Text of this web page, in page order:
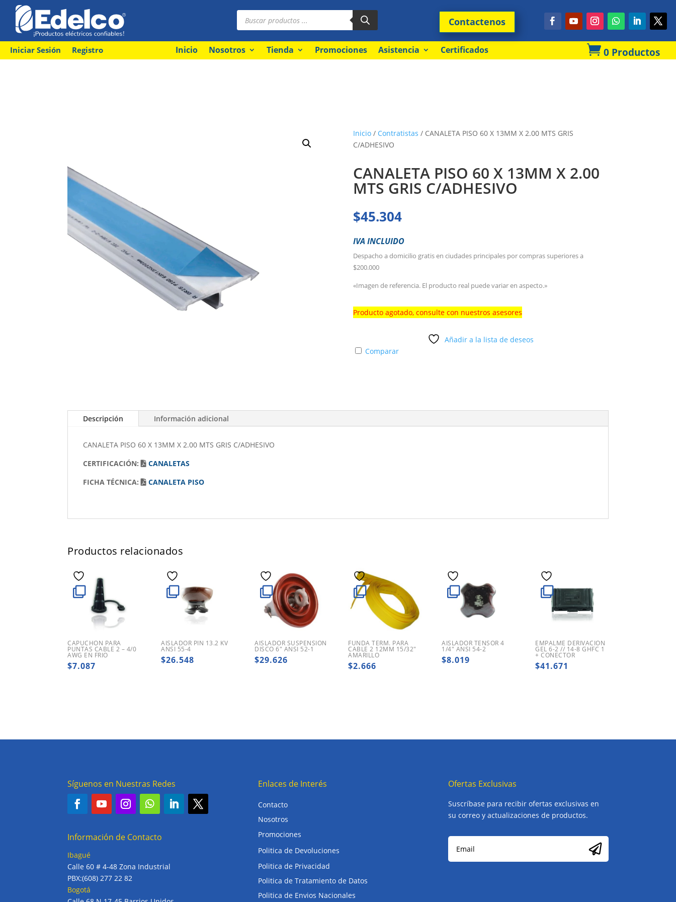
Búsqueda
productos Contactenos
Iniciar Sesión Registro Inicio Nosotros Tienda Promociones Asistencia Certificados  0 Productos
Inicio/ Contratistas / CANALETA PISO 60 X 13MM X 2.00 MTS GRIS
C/ADHESIVO
CANALETA PISO 60 X 13MM X 2.00
MTS GRIS C/ADHESIVO
$45.304
IVA INCLUIDO
Despacho a domicilio gratis en ciudades principales por compras superiores a
$200.000
«Imagen de referencia. El producto real puede variar en aspecto.»
Producto agotado, consulte con nuestros asesores
Añadir a la lista de deseos
Comparar
Descripción Información adicional
CANALETA PISO 60 X 13MM X 2.00 MTS GRIS C/ADHESIVO
CERTIFICACIÓN:
CANALETAS
FICHA TÉCNICA:
CANALETA PISO
Productos relacionados
CAPUCHON PARA
PUNTAS CABLE 2 – 4/0
AWG EN FRIO
$7.087
AISLADOR PIN 13.2 KV
ANSI 55-4
$26.548
AISLADOR SUSPENSION
DISCO 6″ ANSI 52-1
$29.626
FUNDA TERM. PARA
CABLE 2 12MM 15/32″
AMARILLO
$2.666
AISLADOR TENSOR 4
1/4″ ANSI 54-2
$8.019
EMPALME DERIVACION
GEL 6-2 // 14-8 GHFC 1
+ CONECTOR
$41.671
Síguenos en Nuestras Redes
Información de Contacto
Ibagué
Calle 60 # 4-48 Zona Industrial
PBX:(608) 277 22 82
Bogotá
Enlaces de Interés
Contacto
Nosotros
Promociones
Politica de Devoluciones
Politica de Privacidad
Politica de Tratamiento de Datos
Politica de Envios Nacionales
Ofertas Exclusivas
Suscríbase para recibir ofertas exclusivas en
su correo y actualizaciones de productos.